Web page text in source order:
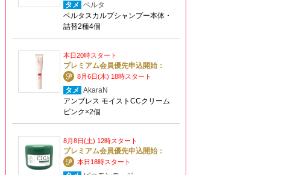
タメ ベルタ
ベルタスカルプシャンプー本体・
詰替2種4個
本日20時スタート
プレミアム会員優先申込開始：
8月6日(木) 18時スタート
タメ AkaraN
アンブレス モイストCCクリーム
ピンク×2個
8月8日(土) 12時スタート
プレミアム会員優先申込開始：
本日18時スタート